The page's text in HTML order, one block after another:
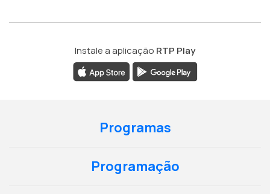
Instale a aplicação RTP Play
Programas
Programação